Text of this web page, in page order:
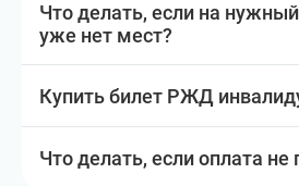
Что делать, если на
уже нет мест?
Купить билет РЖД
Что делать, если оплата не